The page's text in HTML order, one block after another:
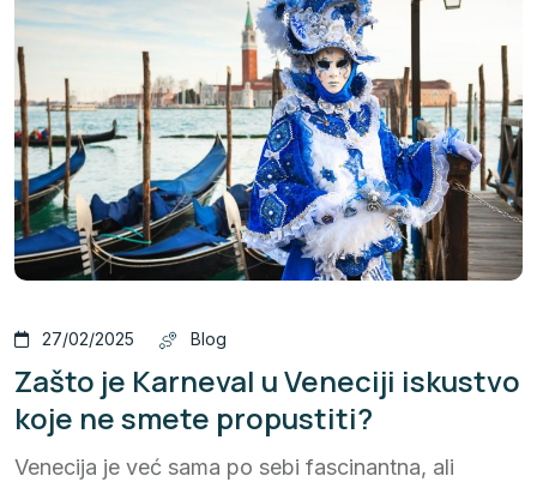
27/02/2025 Blog
Zašto je Karneval u Veneciji iskustvo
koje ne smete propustiti?
Venecija je već sama po sebi fascinantna, ali